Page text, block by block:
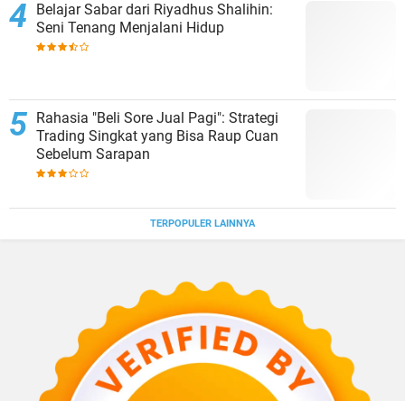
Belajar Sabar dari Riyadhus Shalihin:
Seni Tenang Menjalani Hidup
Rahasia "Beli Sore Jual Pagi": Strategi
Trading Singkat yang Bisa Raup Cuan
Sebelum Sarapan
TERPOPULER LAINNYA